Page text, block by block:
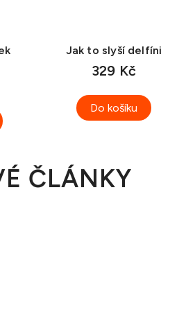
Jak to slyší delfíni
329 Kč
Do košíku
ČLÁNKY